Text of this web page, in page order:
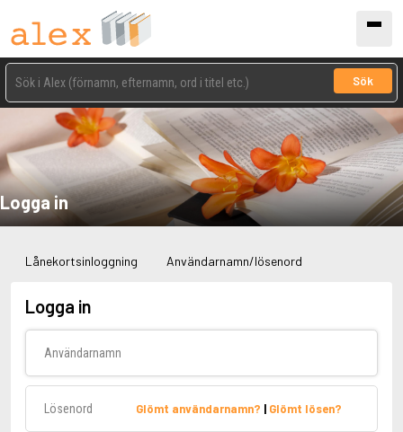
Sök
Logga in
Lånekortsinloggning Användarnamn/lösenord
Logga in
Glömt användarnamn? | Glömt lösen?